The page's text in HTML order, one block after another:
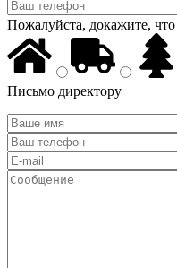
Пожалуйста, докажите,
Письмо директору